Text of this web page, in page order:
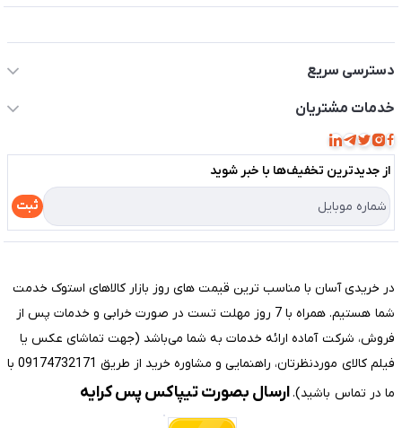
دسترسی سریع
حساب کاربری
مجله فروشگاه
لیست محصولات
درباره ما
تماس با ما
خدمات مشتریان
قوانین و مقررات
حریم خصوصی
راهنما
از جدید‌ترین تخفیف‌ها با‌ خبر شوید
ثبت
در خریدی آسان با مناسب ترین قیمت های روز بازار کالاهای استوک خدمت
شما هستیم. همراه با 7 روز مهلت تست در صورت خرابی و خدمات پس از
فروش، شرکت آماده ارائه خدمات به شما می‌باشد (جهت تماشای عکس یا
فیلم کالای موردنظرتان، راهنمایی و مشاوره خرید از طریق 09174732171 با
ما در تماس باشید).ارسال بصورت تیپاکس پس کرایه